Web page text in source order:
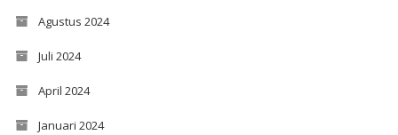
Agustus 2024
Juli 2024
April 2024
Januari 2024